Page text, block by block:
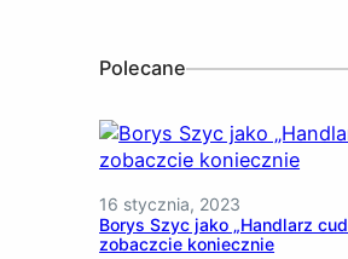
Polecane
16 stycznia, 2023
Borys Szyc jako „Handlarz
zobaczcie koniecznie